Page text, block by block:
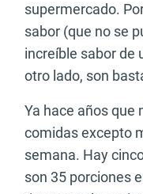
supermercado.
sabor (que no se
increíble sabor de
otro lado, son
Ya hace años que
comidas excepto
semana. Hay
son 35 porciones